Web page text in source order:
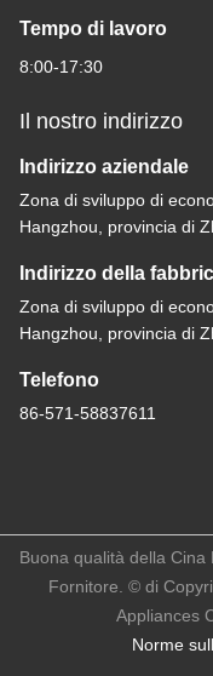
Tempo di lavoro
8:00-17:30
Il nostro indirizzo
Indirizzo aziendale
Zona di sviluppo di
Hangzhou, provincia di
Indirizzo della
Zona di sviluppo di
Hangzhou, provincia di
Telefono
86-571-58837611
Norme
Buona qualità della
Fornitore. © di
Appliances